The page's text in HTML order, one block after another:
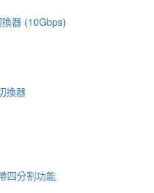
器 (10Gbps)
換器
四分割功能